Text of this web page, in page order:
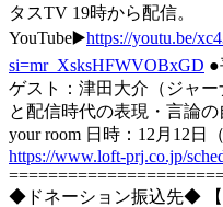
タスTV 19時から配信。
YouTube▶️https://youtu.be/
si=mr_XsksHFWVOBxGD ●
ゲスト：津田大介（ジャ
と配信時代の表現・言論
your room 日時：12月12日
https://www.loft-prj.co.jp/
◆ドネーション振込先◆